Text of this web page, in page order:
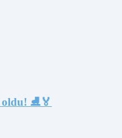
oldu! ⛸️🏅